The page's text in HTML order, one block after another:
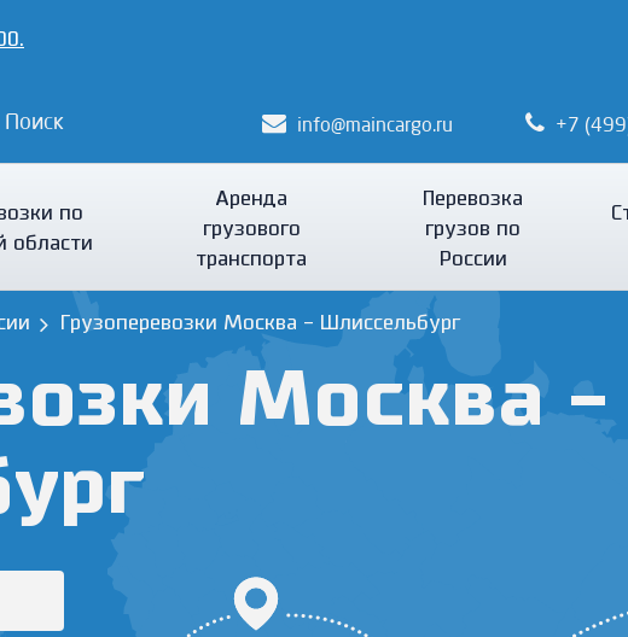
Поиск info@maincargo.ru +7
по
области
Аренда
грузового
транспорта
Перевозка
грузов по
России
Москва -
Грузоперевозки Москва - Шлиссельбург